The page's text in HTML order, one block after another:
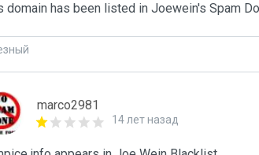
domain has been listed in Joewein's Spam
marco2981
14 лет назад